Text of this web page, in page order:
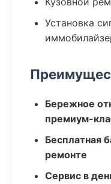
Установка
Бережное
премиум-
Бесплатная
ремонте
Сервис в